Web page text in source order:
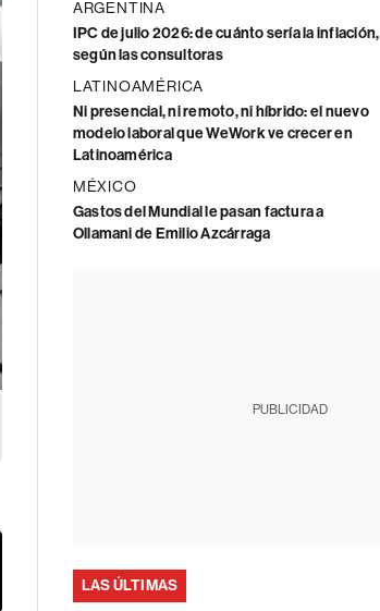
ARGENTINA
IPC de julio 2026: de cuánto sería la inflación,
según las consultoras
LATINOAMÉRICA
Ni presencial, ni remoto, ni híbrido: el nuevo
modelo laboral que WeWork ve crecer en
Latinoamérica
MÉXICO
Gastos del Mundial le pasan factura a
Ollamani de Emilio Azcárraga
PUBLICIDAD
LAS ÚLTIMAS